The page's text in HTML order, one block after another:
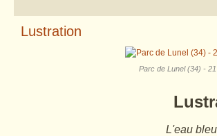
Lustration
Parc de Lunel (34) -
L'eau